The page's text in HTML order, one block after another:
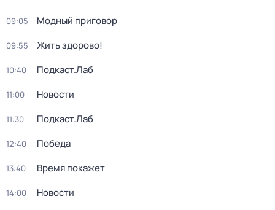
09:05 Модный приговор
09:55 Жить здорово!
10:40 Подкаст.Лаб
11:00 Новости
11:30 Подкаст.Лаб
12:40 Победа
13:40 Время покажет
14:00 Новости